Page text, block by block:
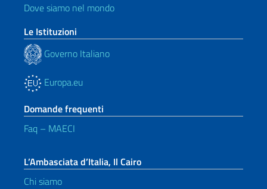
Dove siamo nel mondo
Le Istituzioni
Governo Italiano
Europa.eu
Domande frequenti
Faq – MAECI
L’Ambasciata d’Italia, Il Cairo
Chi siamo